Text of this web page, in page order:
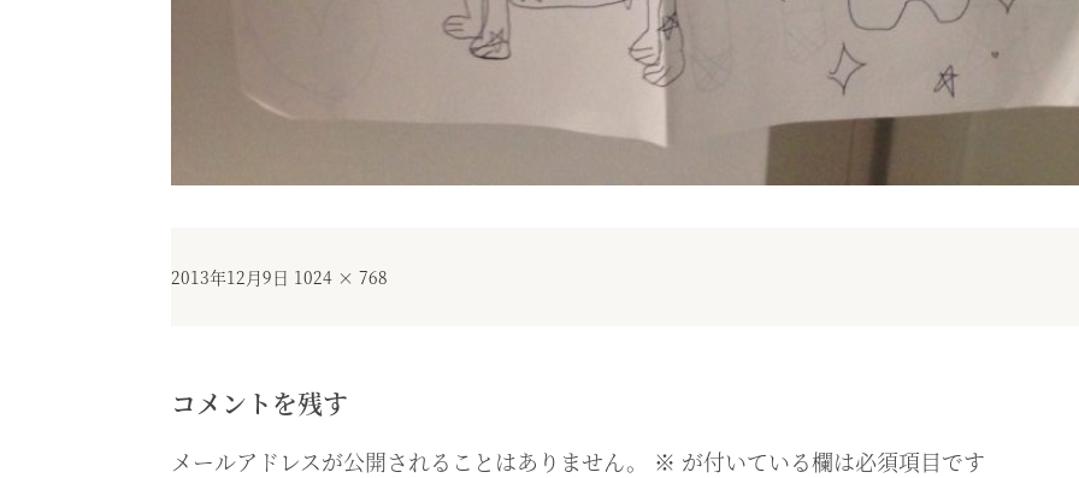
投
2013年12月9日 フ
1024 × 768
コメントを残す
メールアドレスが公開されることはありません。 ※ が付いている欄は必須項目です